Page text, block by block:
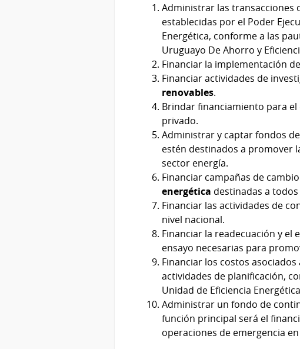
Administrar las transacciones
establecidas por el Poder
Energética, conforme a las
Uruguayo De Ahorro y
Financiar la implementación
Financiar actividades de
renovables.
Brindar financiamiento para
privado.
Administrar y captar fondos
estén destinados a promover
sector energía.
Financiar campañas de
energética destinadas a
Financiar las actividades de
nivel nacional.
Financiar la readecuación y
ensayo necesarias para
Financiar los costos
actividades de planificación,
Unidad de Eficiencia
Administrar un fondo de
función principal será el
operaciones de emergencia